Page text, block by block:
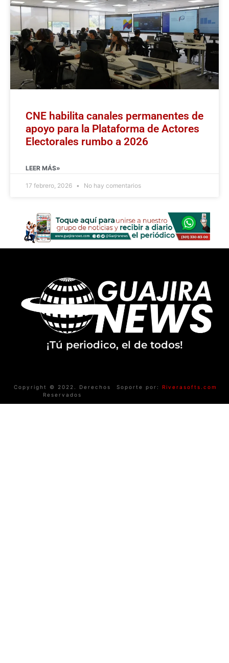
CNE habilita canales permanentes de
apoyo para la Plataforma de Actores
Electorales rumbo a 2026
LEER MÁS»
17 febrero, 2026 No hay comentarios
¡Tú periodico, el de todos!
Copyright © 2022. Derechos
Reservados
Soporte por: Riverasofts.com